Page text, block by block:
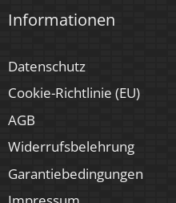
Informationen
Datenschutz
Cookie-Richtlinie (EU)
AGB
Widerrufsbelehrung
Garantiebedingungen